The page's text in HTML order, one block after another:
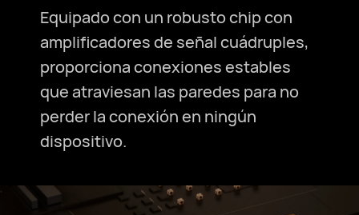
Equipado con un robusto chip con
amplificadores de señal cuádruples,
proporcionaconexiones estables
que atraviesan las paredes para no
perder la conexión en ningún
dispositivo.